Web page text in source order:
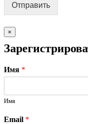
Отправить
×
Имя *
Имя
Email *